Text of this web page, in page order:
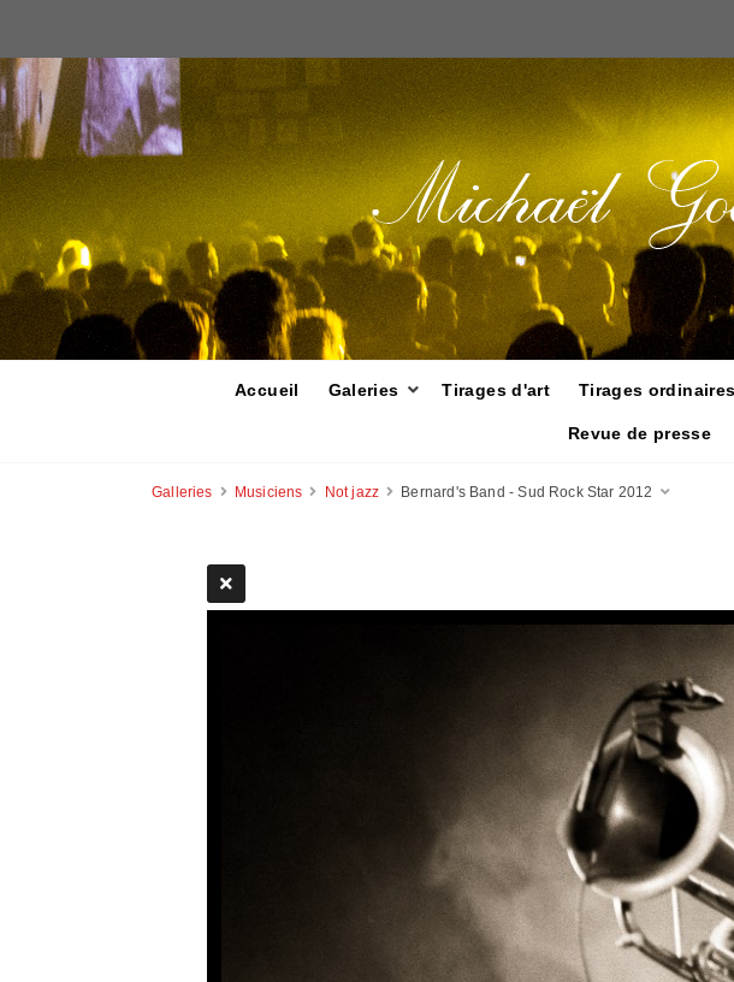
Galleries Musiciens Not jazz Bernard's Band - Sud Rock Star 2012
Accueil Galeries Tirages d'art Tirages ordinaires
Revue de presse